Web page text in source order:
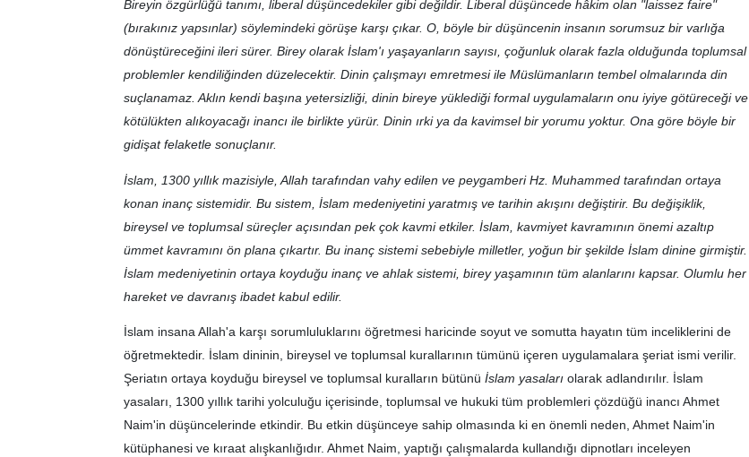
Bireyin özgürlüğü tanımı, liberal düşüncedekiler gibi değildir. Liberal düşüncede hâkim olan "laissez faire"
(bırakınız yapsınlar) söylemindeki görüşe karşı çıkar. O, böyle bir düşüncenin insanın sorumsuz bir varlığa
dönüştüreceğini ileri sürer. Birey olarak İslam'ı yaşayanların sayısı, çoğunluk olarak fazla olduğunda toplumsal
problemler kendiliğinden düzelecektir. Dinin çalışmayı emretmesi ile Müslümanların tembel olmalarında din
suçlanamaz. Aklın kendi başına yetersizliği, dinin bireye yüklediği formal uygulamaların onu iyiye götüreceği ve
kötülükten alıkoyacağı inancı ile birlikte yürür. Dinin ırki ya da kavimsel bir yorumu yoktur. Ona göre böyle bir
gidişat felaketle sonuçlanır.
İslam, 1300 yıllık mazisiyle, Allah tarafından vahy edilen ve peygamberi Hz. Muhammed tarafından ortaya
konan inanç sistemidir. Bu sistem, İslam medeniyetini yaratmış ve tarihin akışını değiştirir. Bu değişiklik,
bireysel ve toplumsal süreçler açısından pek çok kavmi etkiler. İslam, kavmiyet kavramının önemi azaltıp
ümmet kavramını ön plana çıkartır. Bu inanç sistemi sebebiyle milletler, yoğun bir şekilde İslam dinine girmiştir.
İslam medeniyetinin ortaya koyduğu inanç ve ahlak sistemi, birey yaşamının tüm alanlarını kapsar. Olumlu her
hareket ve davranış ibadet kabul edilir.
İslam insana Allah'a karşı sorumluluklarını öğretmesi haricinde soyut ve somutta hayatın tüm inceliklerini de
öğretmektedir. İslam dininin, bireysel ve toplumsal kurallarının tümünü içeren uygulamalara şeriat ismi verilir.
Şeriatın ortaya koyduğu bireysel ve toplumsal kuralların bütünü İslam yasaları olarak adlandırılır. İslam
yasaları, 1300 yıllık tarihi yolculuğu içerisinde, toplumsal ve hukuki tüm problemleri çözdüğü inancı Ahmet
Naim'in düşüncelerinde etkindir. Bu etkin düşünceye sahip olmasında ki en önemli neden, Ahmet Naim'in
kütüphanesi ve kıraat alışkanlığıdır. Ahmet Naim, yaptığı çalışmalarda kullandığı dipnotları inceleyen